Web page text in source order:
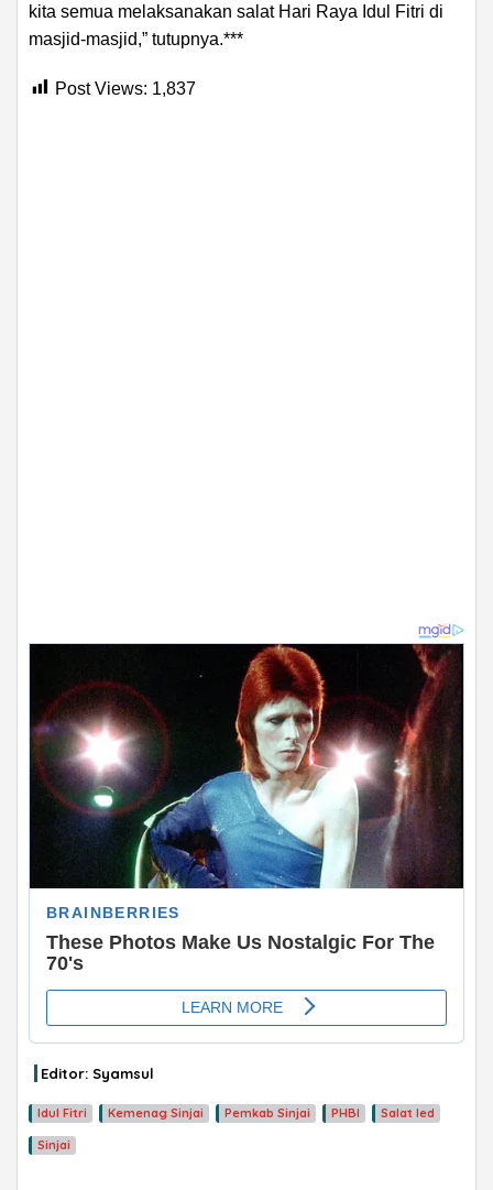
ADVERTISEMENT
kita semua melaksanakan salat Hari Raya Idul Fitri di
masjid-masjid,” tutupnya.***
Post Views: 1,837
Editor: Syamsul
Idul Fitri Kemenag Sinjai Pemkab Sinjai PHBI Salat Ied
Sinjai